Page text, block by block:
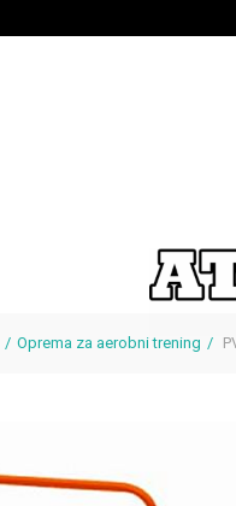
Oprema za aerobni trening